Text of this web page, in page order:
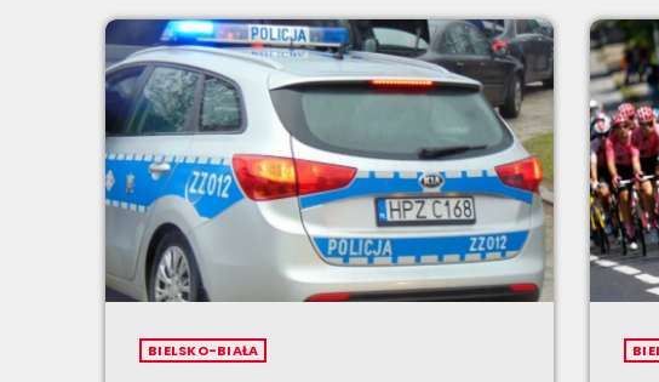
BIELSKO-BIAŁA